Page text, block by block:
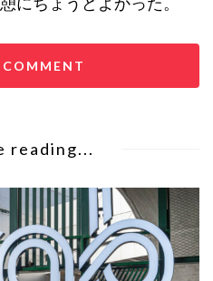
COMMENT
reading...